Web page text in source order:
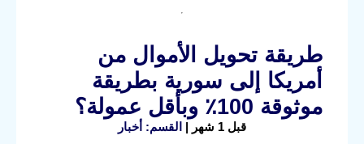
طريقة تحويل الأموال من
أمريكا إلى سورية بطريقة
موثوقة 100٪ وبأقل عمولة؟
قبل 1 شهر | القسم: أخبار